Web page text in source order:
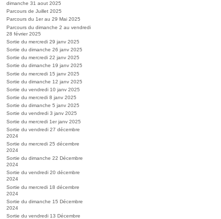
dimanche 31 aout 2025
Parcours de Juillet 2025
Parcours du 1er au 29 Mai 2025
Parcours du dimanche 2 au vendredi
28 février 2025
Sortie du mercredi 29 janv 2025
Sortie du dimanche 26 janv 2025
Sortie du mercredi 22 janv 2025
Sortie du dimanche 19 janv 2025
Sortie du mercredi 15 janv 2025
Sortie du dimanche 12 janv 2025
Sortie du vendredi 10 janv 2025
Sortie du mercredi 8 janv 2025
Sortie du dimanche 5 janv 2025
Sortie du vendredi 3 janv 2025
Sortie du mercredi 1er janv 2025
Sortie du vendredi 27 décembre
2024
Sortie du mercredi 25 décembre
2024
Sortie du dimanche 22 Décembre
2024
Sortie du vendredi 20 décembre
2024
Sortie du mercredi 18 décembre
2024
Sortie du dimanche 15 Décembre
2024
Sortie du vendredi 13 Décembre